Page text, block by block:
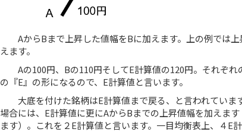
AからBまで上昇した値幅をBに加えます。上の例では上
えます。
Aの100円、Bの110円そしてE計算値の120円。それぞれ
の『E』の形になるので、E計算値と言います。
大底を付けた銘柄はE計算値まで戻る、と言われていま
場合には、E計算値に更にAからBまでの上昇値幅を加えま
ます）。これを２E計算値と言います。一目均衡表上、４E